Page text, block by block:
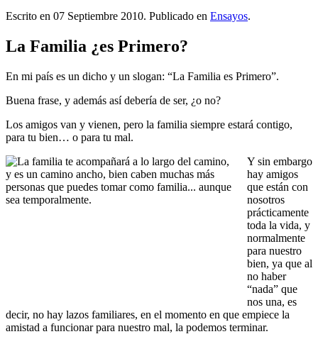
Escrito en 07 Septiembre 2010. Publicado en Ensayos.
La Familia ¿es Primero?
En mi país es un dicho y un slogan: “La Familia es Primero”.
Buena frase, y además así debería de ser, ¿o no?
Los amigos van y vienen, pero la familia siempre estará contigo,
para tu bien… o para tu mal.
Y sin embargo
hay amigos
que están con
nosotros
prácticamente
toda la vida, y
normalmente
para nuestro
bien, ya que al
no haber
“nada” que
nos una, es
decir, no hay lazos familiares, en el momento en que empiece la
amistad a funcionar para nuestro mal, la podemos terminar.